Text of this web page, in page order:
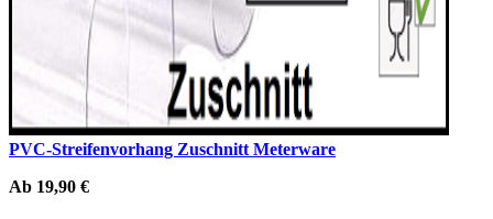
PVC-Streifenvorhang Zuschnitt Meterware
Ab 19,90 €